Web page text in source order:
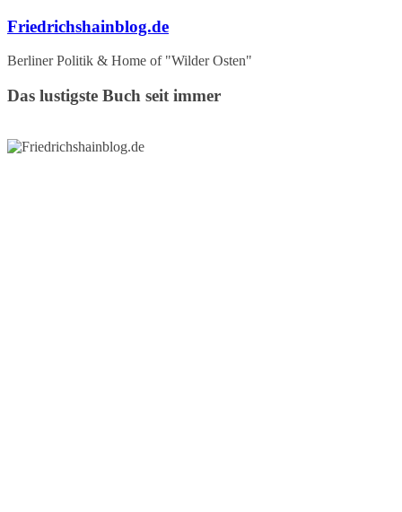
Zum
springen
Friedrichshainblog.de
Berliner Politik & Home of "Wilder Osten"
Das lustigste Buch seit immer